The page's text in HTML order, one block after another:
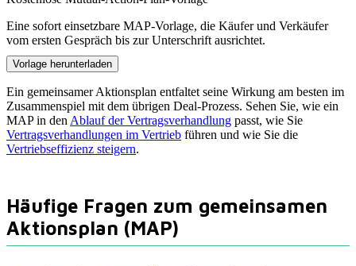
Eine sofort einsetzbare MAP-Vorlage, die Käufer und Verkäufer
vom ersten Gespräch bis zur Unterschrift ausrichtet.
Vorlage herunterladen
Ein gemeinsamer Aktionsplan entfaltet seine Wirkung am besten im
Zusammenspiel mit dem übrigen Deal-Prozess. Sehen Sie, wie ein
MAP in den Ablauf der Vertragsverhandlung passt, wie Sie
Vertragsverhandlungen im Vertrieb führen und wie Sie die
Vertriebseffizienz steigern.
Häufige Fragen zum gemeinsamen
Aktionsplan (MAP)